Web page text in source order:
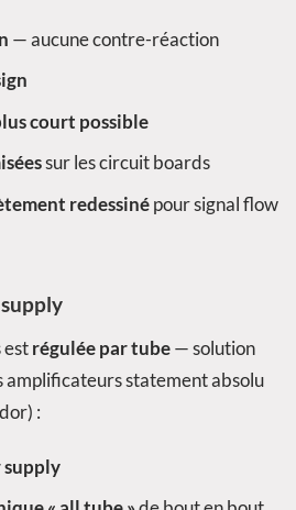
— aucune contre-réaction
court possible
sur les circuit boards
redessinépour signal flow
estrégulée par tube— solution
amplificateurs statement absolu
:
supply